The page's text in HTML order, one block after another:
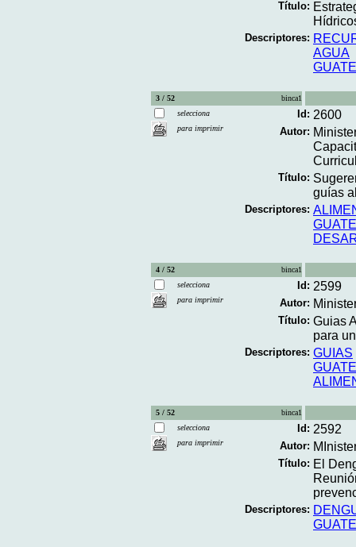
Título:
Descriptores:
AGUA
3 / 52
binca1
selecciona
para imprimir
Id: 2600
Autor:
Título:
guías
Descriptores:
4 / 52
binca1
selecciona
para imprimir
Id: 2599
Autor:
Título: Guias
para
Descriptores: GUIAS
5 / 52
binca1
selecciona
para imprimir
Id: 2592
Autor:
Título: El
Descriptores: